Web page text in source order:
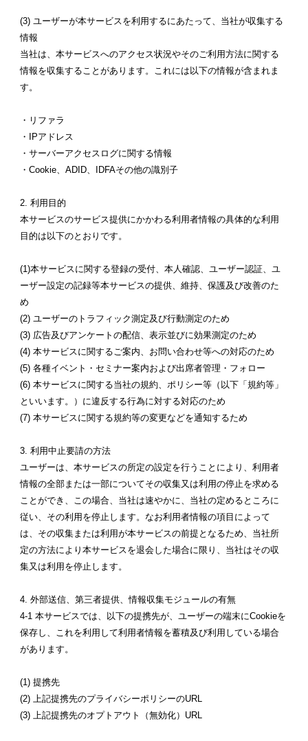
(3) ユーザーが本サービスを利用するにあたって、当社が収集する
情報
当社は、本サービスへのアクセス状況やそのご利用方法に関する
情報を収集することがあります。これには以下の情報が含まれま
す。
・リファラ
・IPアドレス
・サーバーアクセスログに関する情報
・Cookie、ADID、IDFAその他の識別子
2. 利用目的
本サービスのサービス提供にかかわる利用者情報の具体的な利用
目的は以下のとおりです。
(1)本サービスに関する登録の受付、本人確認、ユーザー認証、ユ
ーザー設定の記録等本サービスの提供、維持、保護及び改善のた
め
(2) ユーザーのトラフィック測定及び行動測定のため
(3) 広告及びアンケートの配信、表示並びに効果測定のため
(4) 本サービスに関するご案内、お問い合わせ等への対応のため
(5) 各種イベント・セミナー案内および出席者管理・フォロー
(6) 本サービスに関する当社の規約、ポリシー等（以下「規約等」
といいます。）に違反する行為に対する対応のため
(7) 本サービスに関する規約等の変更などを通知するため
3. 利用中止要請の方法
ユーザーは、本サービスの所定の設定を行うことにより、利用者
情報の全部または一部についてその収集又は利用の停止を求める
ことができ、この場合、当社は速やかに、当社の定めるところに
従い、その利用を停止します。なお利用者情報の項目によって
は、その収集または利用が本サービスの前提となるため、当社所
定の方法により本サービスを退会した場合に限り、当社はその収
集又は利用を停止します。
4. 外部送信、第三者提供、情報収集モジュールの有無
4-1 本サービスでは、以下の提携先が、ユーザーの端末にCookieを
保存し、これを利用して利用者情報を蓄積及び利用している場合
があります。
(1) 提携先
(2) 上記提携先のプライバシーポリシーのURL
(3) 上記提携先のオプトアウト（無効化）URL